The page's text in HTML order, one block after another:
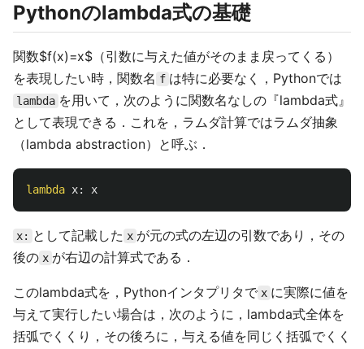
Pythonのlambda式の基礎
関数$f(x)=x$（引数に与えた値がそのまま戻ってくる）
を表現したい時，関数名 f は特に必要なく，Pythonでは
lambda を用いて，次のように関数名なしの『lambda式』
として表現できる．これを，ラムダ計算ではラムダ抽象
（lambda abstraction）と呼ぶ．
lambda x: x
x: として記載した x が元の式の左辺の引数であり，その
後の x が右辺の計算式である．
このlambda式を，Pythonインタプリタで x に実際に値を
与えて実行したい場合は，次のように，lambda式全体を
括弧でくくり，その後ろに，与える値を同じく括弧でくく